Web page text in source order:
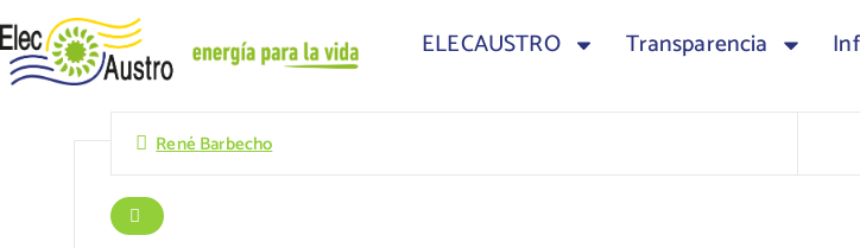
ELECAUSTRO Transparencia
René Barbecho